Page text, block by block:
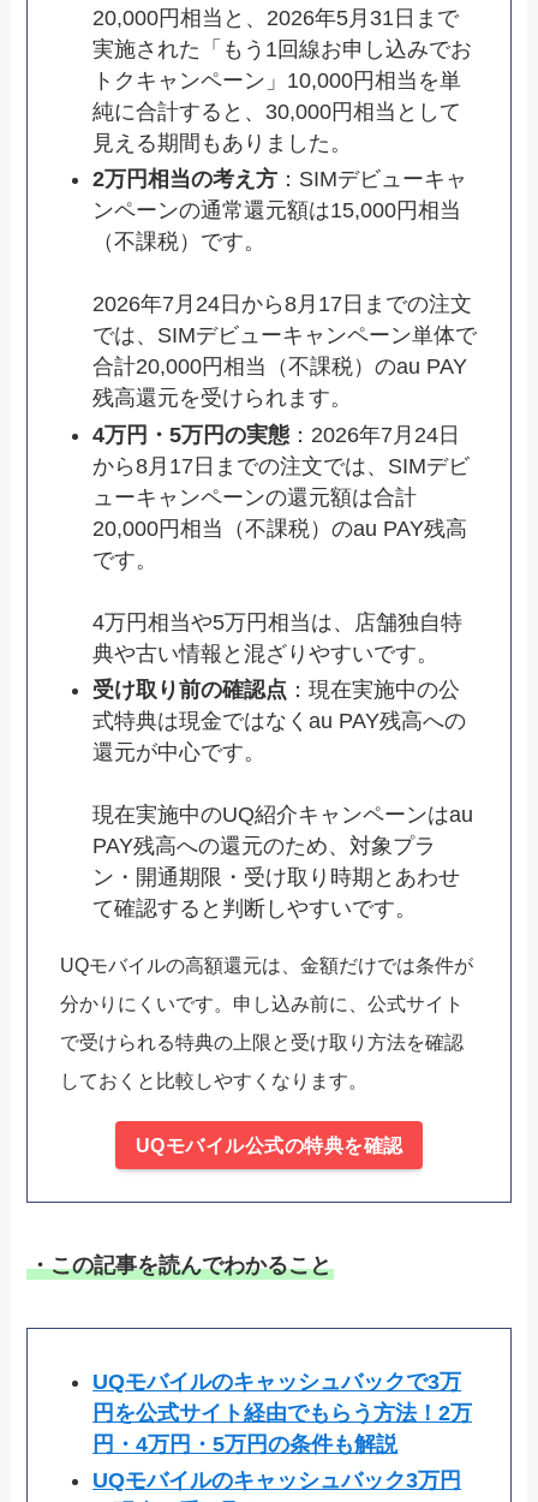
20,000円相当と、2026年5月31日まで
実施された「もう1回線お申し込みでお
トクキャンペーン」10,000円相当を単
純に合計すると、30,000円相当として
見える期間もありました。
2万円相当の考え方 ：SIMデビューキャ
ンペーンの通常還元額は15,000円相当
（不課税）です。
2026年7月24日から8月17日までの注文
では、SIMデビューキャンペーン単体で
合計20,000円相当（不課税）のau PAY
残高還元を受けられます。
4万円・5万円の実態 ：2026年7月24日
から8月17日までの注文では、SIMデビ
ューキャンペーンの還元額は合計
20,000円相当（不課税）のau PAY残高
です。
4万円相当や5万円相当は、店舗独自特
典や古い情報と混ざりやすいです。
受け取り前の確認点 ：現在実施中の公
式特典は現金ではなくau PAY残高への
還元が中心です。
現在実施中のUQ紹介キャンペーンはau
PAY残高への還元のため、対象プラ
ン・開通期限・受け取り時期とあわせ
て確認すると判断しやすいです。
UQモバイルの高額還元は、金額だけでは条件が
分かりにくいです。申し込み前に、公式サイト
で受けられる特典の上限と受け取り方法を確認
しておくと比較しやすくなります。
UQモバイル公式の特典を確認
・この記事を読んでわかること
UQモバイルのキャッシュバックで3万
円を公式サイト経由でもらう方法！2万
円・4万円・5万円の条件も解説
UQモバイルのキャッシュバック3万円